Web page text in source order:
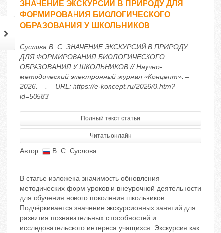
ЗНАЧЕНИЕ ЭКСКУРСИЙ В ПРИРОДУ ДЛЯ
ФОРМИРОВАНИЯ БИОЛОГИЧЕСКОГО
ОБРАЗОВАНИЯ У ШКОЛЬНИКОВ
Суслова В. С. ЗНАЧЕНИЕ ЭКСКУРСИЙ В ПРИРОДУ
ДЛЯ ФОРМИРОВАНИЯ БИОЛОГИЧЕСКОГО
ОБРАЗОВАНИЯ У ШКОЛЬНИКОВ // Научно-
методический электронный журнал «Концепт». –
2026. – . – URL: https://e-koncept.ru/2026/0.htm?
id=50583
Полный текст статьи
Читать онлайн
Автор: В. С. Суслова
В статье изложена значимость обновления
методических форм уроков и внеурочной деятельности
для обучения нового поколения школьников.
Подчёркивается значение экскурсионных занятий для
развития познавательных способностей и
исследовательского интереса учащихся. Экскурсия как